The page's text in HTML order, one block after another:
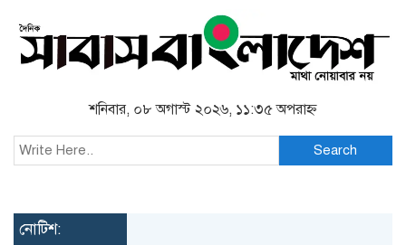
শনিবার, ০৮ অগাস্ট ২০২৬, ১১:৩৫ অপরাহ্ন
Search
নোটিশ: